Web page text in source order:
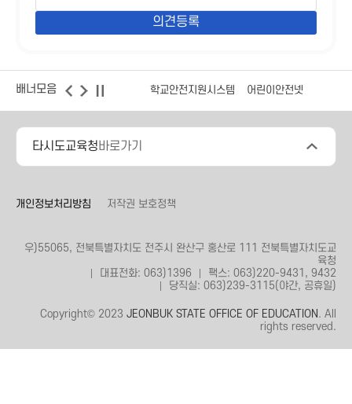
배너모음 학교안전지원시스템 어린이안전넷
타시도교육청 바로가기
개인정보처리방침 저작권 보호정책
우)55065, 전북특별자치도 전주시 완산구 홍산로 111 전북특별자치도교
육청
대표전화: 063)1396
팩스: 063)220-9431, 9432
당직실: 063)239-3115(야간, 공휴일)
Copyright© 2023 JEONBUK STATE OFFICE OF EDUCATION . All
rights reserved.